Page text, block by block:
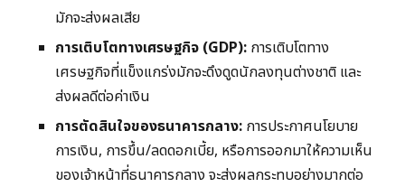
มักจะส่งผลเสีย
การเติบโตทางเศรษฐกิจ (GDP): การเติบโตทาง
เศรษฐกิจที่แข็งแกร่งมักจะดึงดูดนักลงทุนต่างชาติ และ
ส่งผลดีต่อค่าเงิน
การตัดสินใจของธนาคารกลาง: การประกาศนโยบาย
การเงิน, การขึ้น/ลดดอกเบี้ย, หรือการออกมาให้ความเห็น
ของเจ้าหน้าที่ธนาคารกลาง จะส่งผลกระทบอย่างมากต่อ